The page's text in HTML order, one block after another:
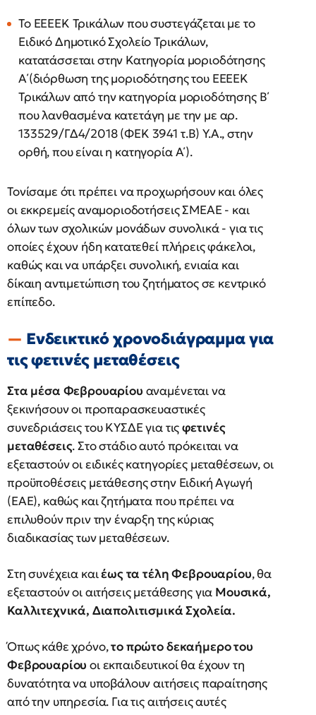
Το ΕΕΕΕΚ Τρικάλων που συστεγάζεται με το
Ειδικό Δημοτικό Σχολείο Τρικάλων,
κατατάσσεται στην Κατηγορία μοριοδότησης
Α΄(διόρθωση της μοριοδότησης του ΕΕΕΕΚ
Τρικάλων από την κατηγορία μοριοδότησης Β΄
που λανθασμένα κατετάγη με την με αρ.
133529/ΓΔ4/2018 (ΦΕΚ 3941 τ.Β) Υ.Α., στην
ορθή, που είναι η κατηγορία Α΄).
Τονίσαμε ότι πρέπει να προχωρήσουν και όλες
οι εκκρεμείς αναμοριοδοτήσεις ΣΜΕΑΕ - και
όλων των σχολικών μονάδων συνολικά - για τις
οποίες έχουν ήδη κατατεθεί πλήρεις φάκελοι,
καθώς και να υπάρξει συνολική, ενιαία και
δίκαιη αντιμετώπιση του ζητήματος σε κεντρικό
επίπεδο.
Ενδεικτικό χρονοδιάγραμμα για
τις φετινές μεταθέσεις
Στα μέσα Φεβρουαρίου αναμένεται να
ξεκινήσουν οι προπαρασκευαστικές
συνεδριάσεις του ΚΥΣΔΕ για τιςφετινές
μεταθέσεις. Στο στάδιο αυτό πρόκειται να
εξεταστούν οι ειδικές κατηγορίες μεταθέσεων, οι
προϋποθέσεις μετάθεσης στην Ειδική Αγωγή
(ΕΑΕ), καθώς και ζητήματα που πρέπει να
επιλυθούν πριν την έναρξη της κύριας
διαδικασίας των μεταθέσεων.
Στη συνέχεια καιέως τα τέλη Φεβρουαρίου, θα
εξεταστούν οι αιτήσεις μετάθεσης για Μουσικά,
Καλλιτεχνικά, Διαπολιτισμικά Σχολεία.
Όπως κάθε χρόνο,το πρώτο δεκαήμερο του
Φεβρουαρίου οι εκπαιδευτικοί θα έχουν τη
δυνατότητα να υποβάλουν αιτήσεις παραίτησης
από την υπηρεσία. Για τις αιτήσεις αυτές